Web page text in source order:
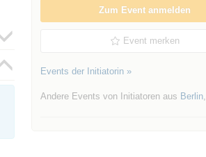
Zum Event anmelden
Event merken
Events der Initiatorin »
Andere Events von Initiatoren aus Berlin,